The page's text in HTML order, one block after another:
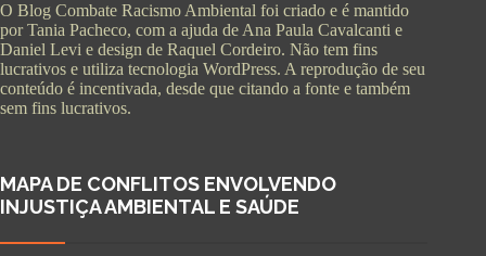
O Blog Combate Racismo Ambiental foi criado e é mantido
por Tania Pacheco, com a ajuda de Ana Paula Cavalcanti e
Daniel Levi e design de Raquel Cordeiro. Não tem fins
lucrativos e utiliza tecnologia WordPress. A reprodução de seu
conteúdo é incentivada, desde que citando a fonte e também
sem fins lucrativos.
MAPA DE CONFLITOS ENVOLVENDO
INJUSTIÇA AMBIENTAL E SAÚDE